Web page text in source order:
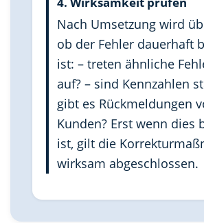
Nach Umsetzung wird
ob der Fehler dauerhaft
ist: – treten ähnliche
auf? – sind Kennzahlen
gibt es Rückmeldungen
Kunden? Erst wenn dies
ist, gilt die
wirksam abgeschlossen.